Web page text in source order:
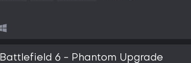
Battlefield 6 - Phantom Upgrade